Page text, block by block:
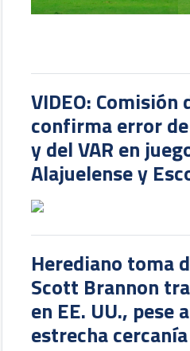
VIDEO:
confirma error
y del VAR en
Alajuelense y
Herediano toma
Scott Brannon
en EE. UU., pese
estrecha cercanía